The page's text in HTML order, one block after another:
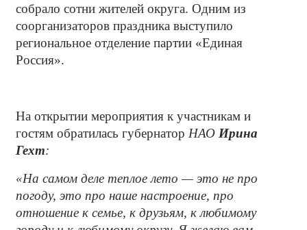
собрало сотни жителей округа. Одним из
соорганизаторов праздника выступило
региональное отделение партии «Единая
Россия».
На открытии мероприятия к участникам и
гостям обратилась губернатор НАО Ирина
Гехт:
«На самом деле теплое лето — это не про
погоду, это про наше настроение, про
отношение к семье, к друзьям, к любимому